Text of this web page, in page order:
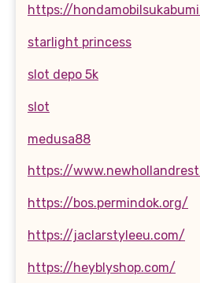
https://
starlight princess
slot depo 5k
slot
medusa88
https://
https://bos.permindok.org/
https://jaclarstyleeu.com/
https://heyblyshop.com/